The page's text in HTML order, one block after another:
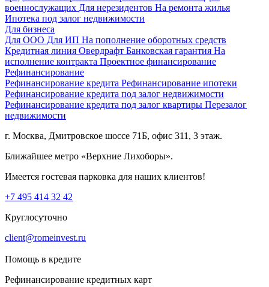
военнослужащих Для нерезидентов На ремонта жилья
Ипотека под залог недвижимости
Для бизнеса
Для ООО Для ИП На пополнение оборотных средств
Кредитная линия Овердрафт Банковская гарантия На
исполнение контракта Проектное финансирование
Рефинансирование
Рефинансирование кредита Рефинансирование ипотеки
Рефинансирование кредита под залог недвижимости
Рефинансирование кредита под залог квартиры Перезалог
недвижимости
г. Москва, Дмитровское шоссе 71Б, офис 311, 3 этаж.
Ближайшее метро «Верхние Лихоборы».
Имеется гостевая парковка для наших клиентов!
+7 495 414 32 42
Круглосуточно
client@romeinvest.ru
Помощь в кредите
Рефинансирование кредитных карт